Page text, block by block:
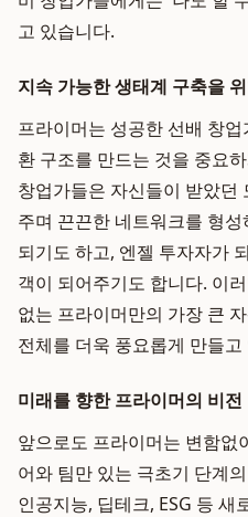
고 있습니다.
지속 가능한 생태계 구축을
프라이머는 성공한 선배 창
환 구조를 만드는 것을 중요
창업가들은 자신들이 받았던
주며 끈끈한 네트워크를 형
되기도 하고, 엔젤 투자자가
객이 되어주기도 합니다. 이
없는 프라이머만의 가장 큰
전체를 더욱 풍요롭게 만들고
미래를 향한 프라이머의 비전
앞으로도 프라이머는 변함없
어와 팀만 있는 극초기 단계
인공지능, 딥테크, ESG 등